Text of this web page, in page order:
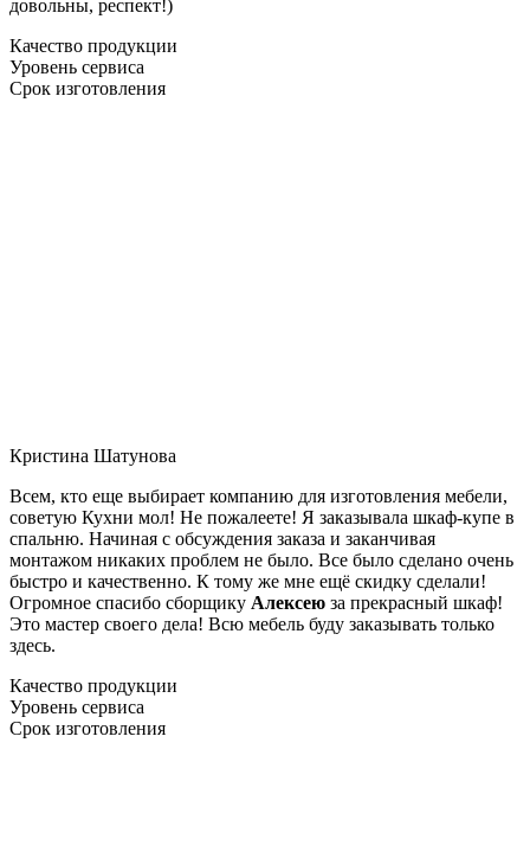
довольны, респект!)
Качество продукции
Уровень сервиса
Срок изготовления
Кристина Шатунова
Всем, кто еще выбирает компанию для изготовления мебели,
советую Кухни мол! Не пожалеете! Я заказывала шкаф-купе в
спальню. Начиная с обсуждения заказа и заканчивая
монтажом никаких проблем не было. Все было сделано очень
быстро и качественно. К тому же мне ещё скидку сделали!
Огромное спасибо сборщику Алексею за прекрасный шкаф!
Это мастер своего дела! Всю мебель буду заказывать только
здесь.
Качество продукции
Уровень сервиса
Срок изготовления